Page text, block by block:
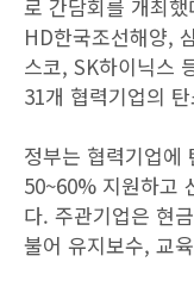
로 간담회를 개최
HD한국조선해양,
스코, SK하이닉스
31개 협력기업의
정부는 협력기업에
50~60% 지원하고
다. 주관기업은 현
불어 유지보수, 교